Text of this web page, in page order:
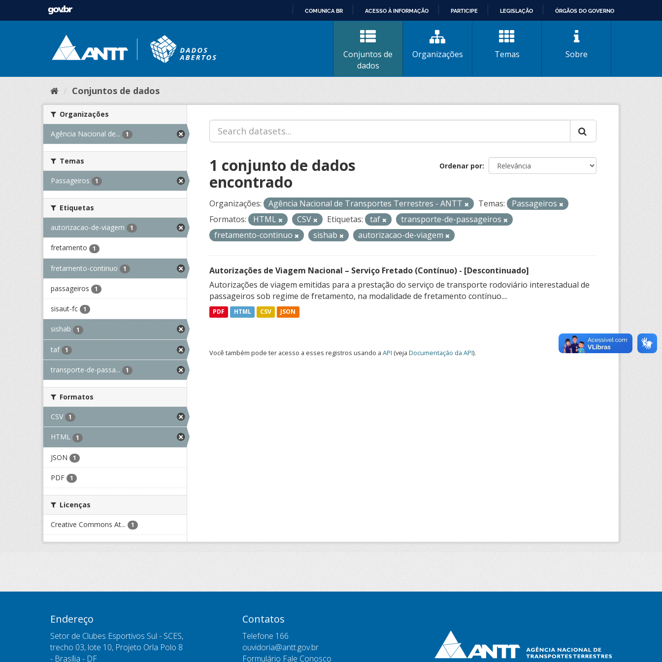
CONTEÚDO
COMUNICA BR ACESSO À INFORMAÇÃO PARTICIPE LEGISLAÇÃO ÓRGÃOS DO GOVERNO
Conjuntos de
dados
Organizações Temas Sobre
Conjuntos de dados
Organizações
Agência Nacional de... 1
Temas
Passageiros 1
Etiquetas
autorizacao-de-viagem 1
fretamento 1
fretamento-continuo 1
passageiros 1
sisaut-fc 1
sishab 1
taf 1
transporte-de-passa... 1
Formatos
CSV 1
HTML 1
JSON 1
PDF 1
Licenças
Creative Commons At... 1
Ordenar por
1 conjunto de dados
encontrado
Organizações: Agência Nacional de Transportes Terrestres - ANTT Temas:
Passageiros
Formatos:
HTML CSV Etiquetas: taf
transporte-de-passageiros
fretamento-continuo
sishab autorizacao-de-viagem
Autorizações de Viagem Nacional – Serviço Fretado (Contínuo) - [Descontinuado]
Autorizações de viagem emitidas para a prestação do serviço de transporte rodoviário interestadual de
passageiros sob regime de fretamento, na modalidade de fretamento contínuo....
PDF HTML CSV JSON
Você também pode ter acesso a esses registros usando a API (veja Documentação da API).
Endereço
Setor de Clubes Esportivos Sul - SCES,
trecho 03, lote 10, Projeto Orla Polo 8
- Brasília - DF
Contatos
Telefone 166
ouvidoria@antt.gov.br
Formulário Fale Conosco